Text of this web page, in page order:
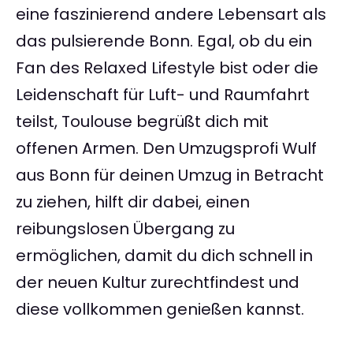
eine faszinierend andere Lebensart als
das pulsierende Bonn. Egal, ob du ein
Fan des Relaxed Lifestyle bist oder die
Leidenschaft für Luft- und Raumfahrt
teilst, Toulouse begrüßt dich mit
offenen Armen. Den Umzugsprofi Wulf
aus Bonn für deinen Umzug in Betracht
zu ziehen, hilft dir dabei, einen
reibungslosen Übergang zu
ermöglichen, damit du dich schnell in
der neuen Kultur zurechtfindest und
diese vollkommen genießen kannst.